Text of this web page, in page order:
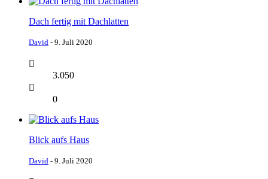
Dach fertig mit Dachlatten
David - 9. Juli 2020
3.050
0
Blick aufs Haus
David - 9. Juli 2020